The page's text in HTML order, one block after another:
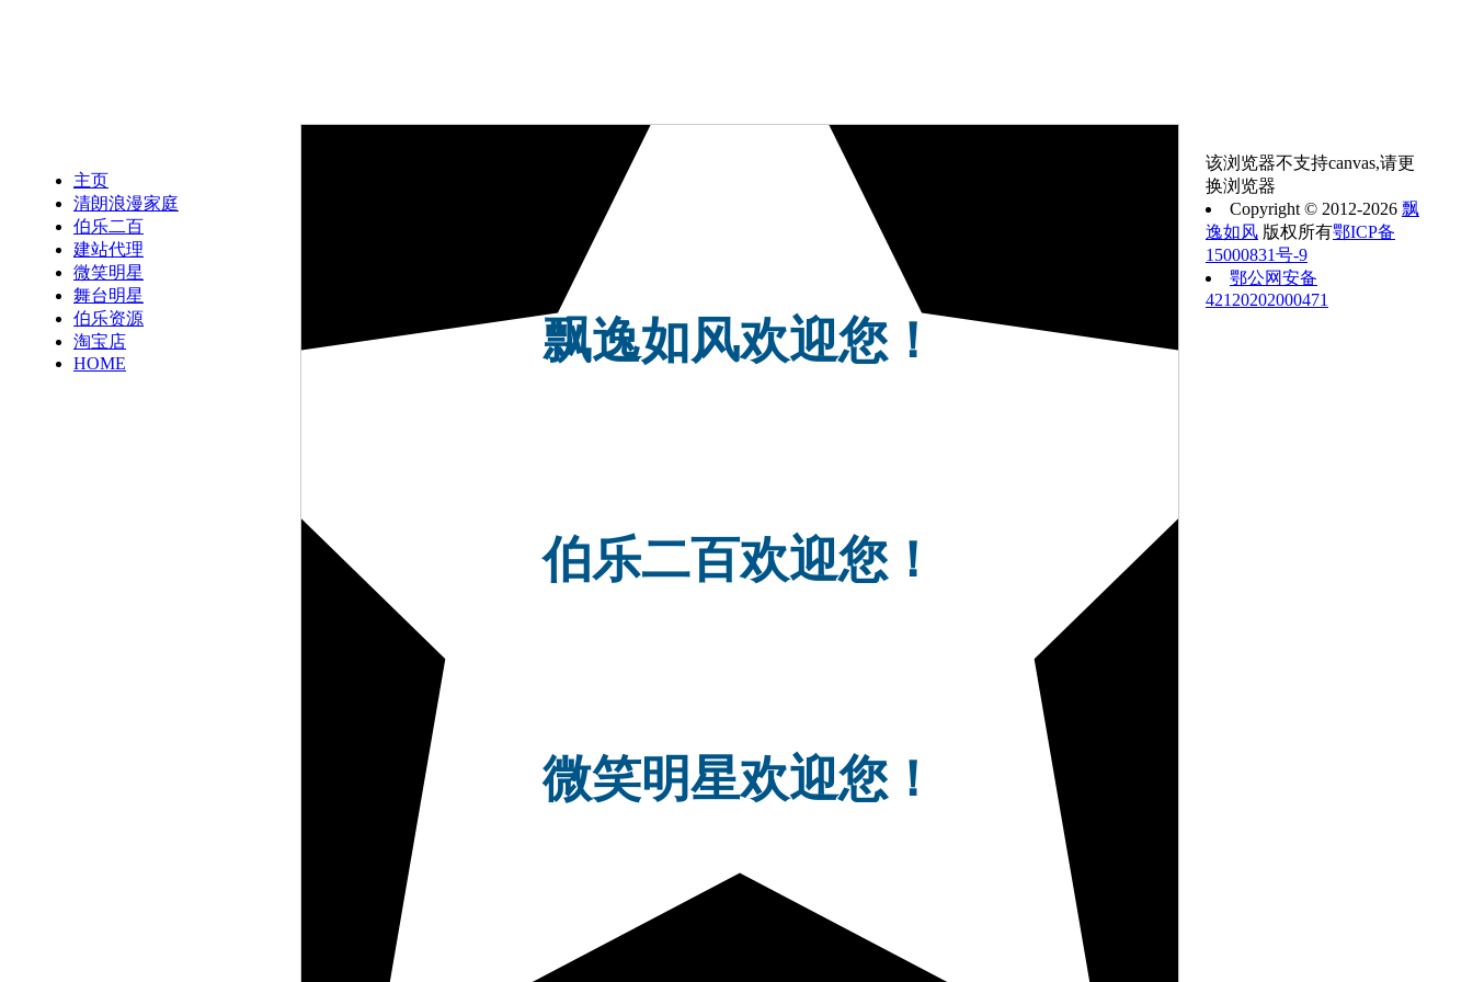
该浏览器不支持canvas,请更
换浏览器
Copyright © 2012-2026 飘
逸如风 版权所有鄂ICP备
15000831号-9
鄂公网安备
42120202000471
主页
清朗浪漫家庭
伯乐二百
建站代理
微笑明星
舞台明星
伯乐资源
淘宝店
HOME